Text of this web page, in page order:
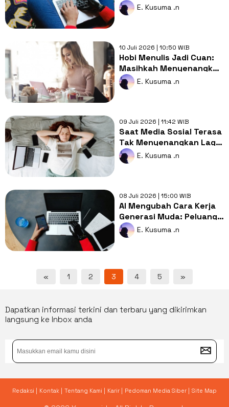
Masih Punya Nilai Jual?
E. Kusuma .n
10 Juli 2026 | 10:50 WIB
Hobi Menulis Jadi Cuan:
Masihkah Menyenangkan
Saat Passion Ketemu
Deadline?
E. Kusuma .n
09 Juli 2026 | 11:42 WIB
Saat Media Sosial Terasa
Tak Menyenangkan Lagi:
Serangan Digital
Fatigue?
E. Kusuma .n
08 Juli 2026 | 15:00 WIB
AI Mengubah Cara Kerja
Generasi Muda: Peluang
atau Malah Ancaman?
E. Kusuma .n
« 1 2 3 4 5 »
Dapatkan informasi terkini dan terbaru yang dikirimkan
langsung ke Inbox anda
Redaksi | Kontak | Tentang Kami | Karir | Pedoman Media Siber | Site Map